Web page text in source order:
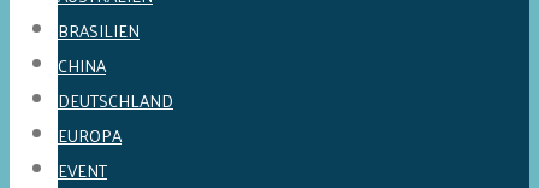
BRASILIEN
CHINA
DEUTSCHLAND
EUROPA
EVENT